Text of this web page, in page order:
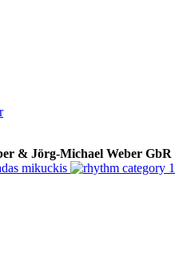
& Jörg-Michael Weber GbR